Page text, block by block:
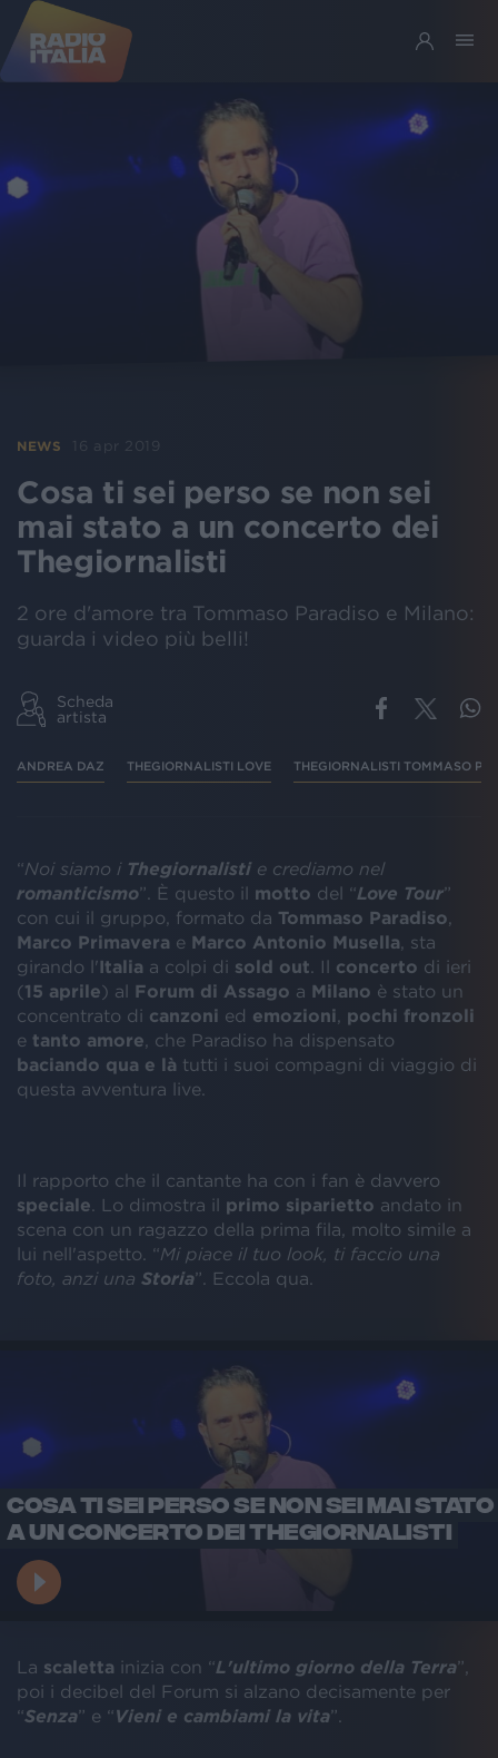
NEWS 16 apr 2019
Cosa ti sei perso se non sei
mai stato a un concerto dei
Thegiornalisti
2 ore d'amore tra Tommaso Paradiso e Milano:
guarda i video più belli!
Scheda
artista
ANDREA DAZ THEGIORNALISTI LOVE THEGIORNALISTI TOMMASO
“Noi siamo i Thegiornalisti e crediamo nel
romanticismo”. È questo il motto del “Love Tour”
con cui il gruppo, formato da Tommaso Paradiso
Marco Primavera e Marco Antonio Musella , sta
girando l'Italia a colpi di sold out . Il concerto di ieri
(15 aprile) al Forum di Assago a Milano è stato un
concentrato di canzoni ed emozioni
pochi fronzoli
e tanto amore , che Paradiso ha dispensato
baciando qua e là tutti i suoi compagni di viaggio di
questa avventura live.
Il rapporto che il cantante ha con i fan è davvero
speciale . Lo dimostra il primo siparietto andato in
scena con un ragazzo della prima fila, molto simile a
lui nell'aspetto. “Mi piace il tuo look, ti faccio una
foto, anzi una Storia”. Eccola qua.
COSA TI SEI PERSO SE NON SEI MAI STATO
A UN CONCERTO DEI THEGIORNALISTI
La scaletta inizia con “L'ultimo giorno della Terra”,
poi i decibel del Forum si alzano decisamente per
“Senza” e “Vieni e cambiami la vita”.